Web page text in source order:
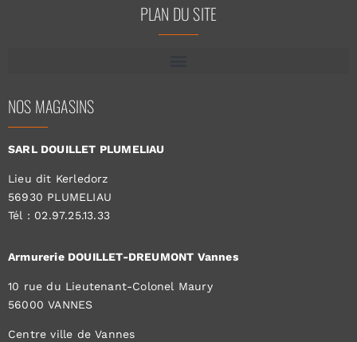
PLAN DU SITE
NOS MAGASINS
SARL DOUILLET PLUMELIAU
Lieu dit Kerledorz
56930 PLUMELIAU
Tél : 02.97.25.13.33
Armurerie DOUILLET-DREUMONT Vannes
10 rue du Lieutenant-Colonel Maury
56000 VANNES
Centre ville de Vannes